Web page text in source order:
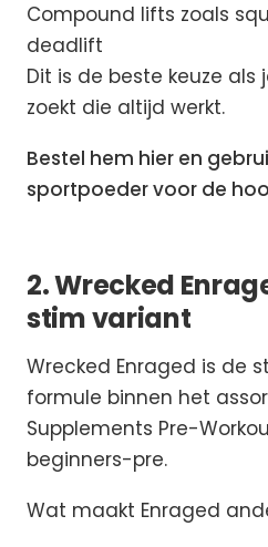
Compound lifts zoals
deadlift
Dit is de beste keuze als
zoekt die altijd werkt.
Bestel hem hier en
sportpoeder voor de
2. Wrecked
stim variant
Wrecked Enraged is de
formule binnen het
Supplements Pre-
beginners-pre.
Wat maakt Enraged